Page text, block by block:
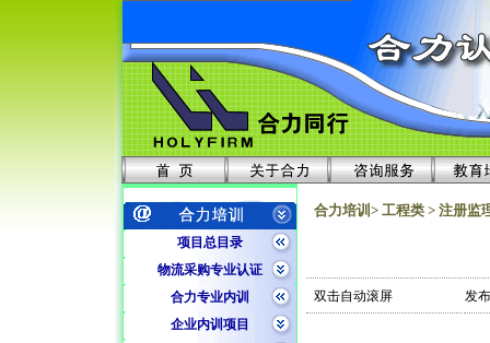
项目总目录
物流采购专业认证
合力专业内训
企业内训项目
合力培训> 工程类 > 注册监
双击自动滚屏 发